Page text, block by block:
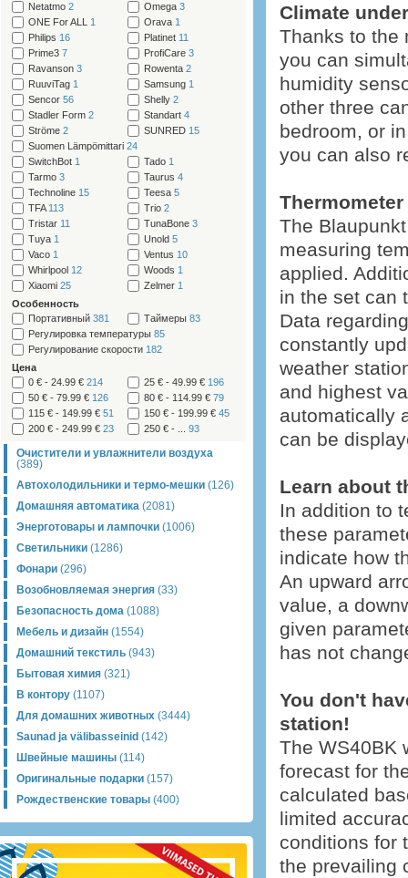
Netatmo 2 Omega 3
ONE For ALL
1 Orava 1
Philips 16 Platinet 11
Prime3 7 ProfiCare 3
Ravanson 3 Rowenta 2
RuuviTag 1 Samsung 1
Sencor 56 Shelly 2
Stadler Form 2 Standart 4
Ströme 2 SUNRED 15
Suomen Lämpömittari 24
SwitchBot 1 Tado 1
Tarmo 3 Taurus 4
Technoline 15 Teesa 5
TFA113 Trio 2
Tristar 11 TunaBone 3
Tuya 1 Unold 5
Vaco 1 Ventus 10
Whirlpool 12 Woods 1
Xiaomi 25 Zelmer 1
Особенность
Портативный 381 Таймеры 83
Регулировка температуры 85
Регулирование скорости 182
Цена
0 € - 24.99 € 214 25 € - 49.99 € 196
50 € - 79.99 € 126 80 € - 114.99 € 79
115 € - 149.99 € 51 150 € - 199.99 € 45
200 € - 249.99 € 23 250 € - ... 93
Очистители и увлажнители воздуха
(389)
Автохолодильники и термо-мешки (126)
Домашняя автоматика (2081)
Энерготовары и лампочки (1006)
Светильники (1286)
Фонари (296)
Возобновляемая энергия (33)
Безопасность дома (1088)
Мебель и дизайн (1554)
Домашний текстиль (943)
Бытовая химия (321)
В контору (1107)
Для домашних животных (3444)
Saunad ja välibasseinid (142)
Швейные машины (114)
Оригинальные подарки (157)
Рождественские товары (400)
Climate
Thanks to the
you can
humidity
other three
bedroom, or
you can also
The
measuring
applied.
in the set can
Data
constantly
weather
and highest
automatically
can be
Learn about
In addition to
these
indicate how
An upward
value, a
given
has not
You don't
station!
The WS40BK
forecast for
calculated
limited
conditions for
the prevailing